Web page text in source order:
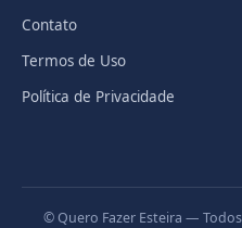
Contato
Termos de Uso
Política de Privacidade
© Quero Fazer Esteira —